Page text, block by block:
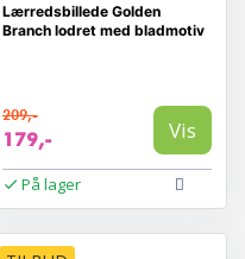
Lærredsbillede Golden
Branch lodret med bladmotiv
209,-
179,- Vis
På lager